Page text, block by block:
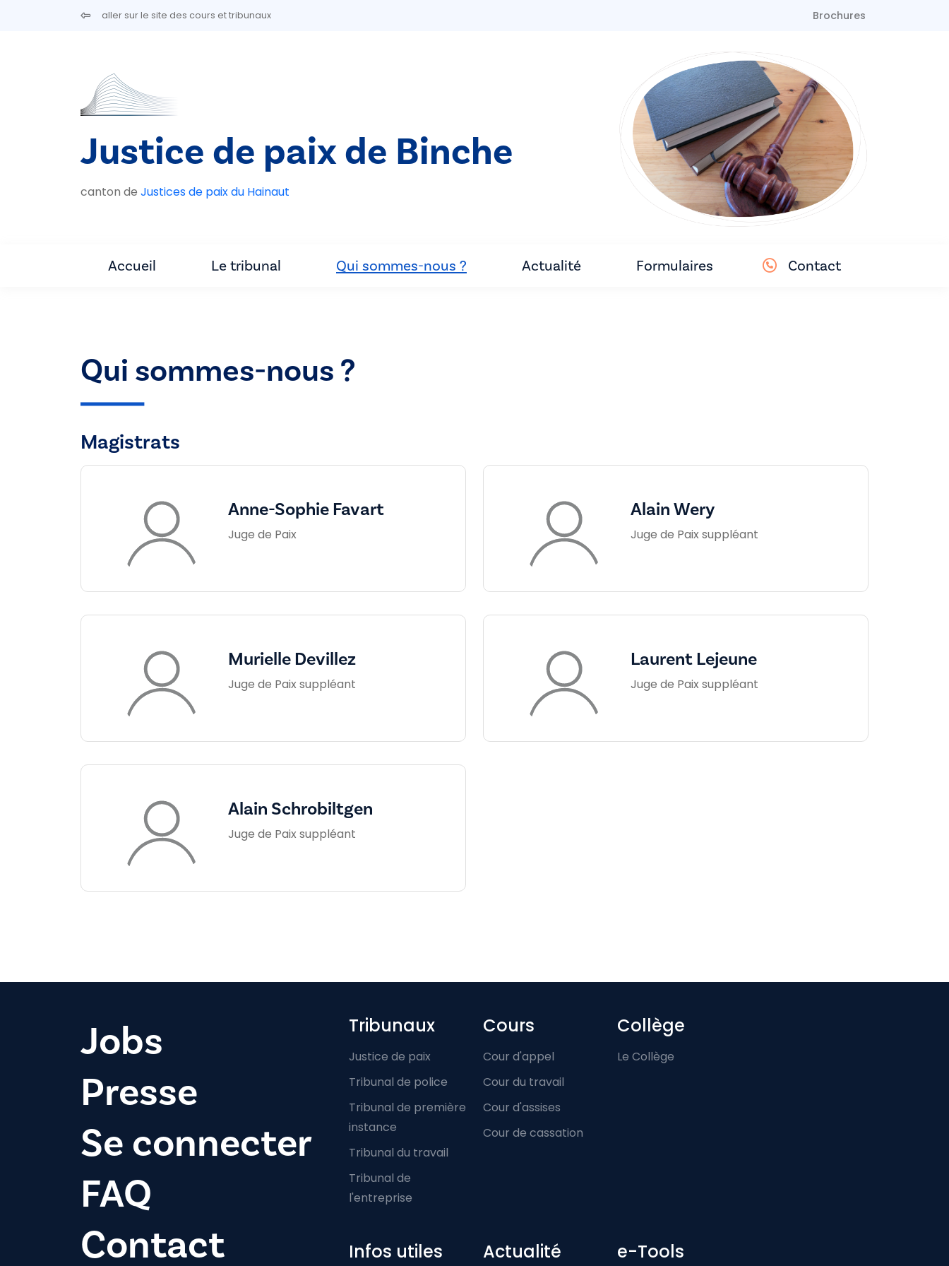
Aller au contenu principalaller sur le site des cours et tribunaux Brochures
Justice de paix de Binche
canton de Justices de paix du Hainaut
Accueil Le tribunal Qui sommes-nous ? Actualité Formulaires Contact
Qui sommes-nous ?
Magistrats
Anne-Sophie Favart
Juge de Paix
Alain Wery
Juge de Paix suppléant
Murielle Devillez
Juge de Paix suppléant
Laurent Lejeune
Juge de Paix suppléant
Alain Schrobiltgen
Juge de Paix suppléant
Jobs
Presse
Se connecter
FAQ
Contact
Footer-menu
Tribunaux
Justice de paix
Tribunal de police
Tribunal de première
instance
Tribunal du travail
Tribunal de
l'entreprise
Cours
Cour d'appel
Cour du travail
Cour d'assises
Cour de cassation
Collège
Le Collège
Infos utiles Actualité e-Tools